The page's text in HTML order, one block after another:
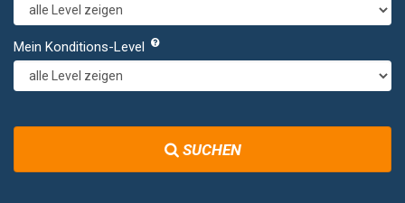
Mein Konditions-Level
SUCHEN